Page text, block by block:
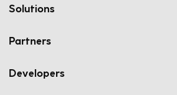
Solutions
Partners
Developers